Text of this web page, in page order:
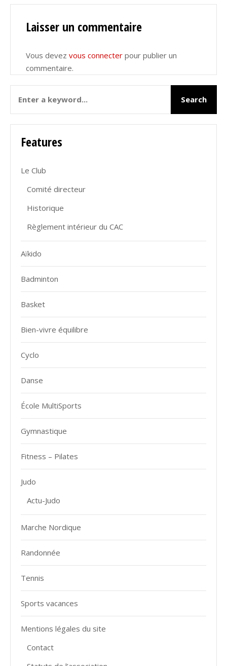
Laisser un commentaire
Vous devez vous connecter pour publier un
commentaire.
Features
Le Club
Comité directeur
Historique
Règlement intérieur du CAC
Aïkido
Badminton
Basket
Bien-vivre équilibre
Cyclo
Danse
École MultiSports
Gymnastique
Fitness – Pilates
Judo
Actu-Judo
Marche Nordique
Randonnée
Tennis
Sports vacances
Mentions légales du site
Contact